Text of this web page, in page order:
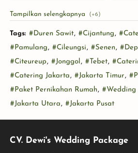
gedung
Products Rumah
services WO
Tags: #Duren Sawit, #Cijantung,
#Pamulang, #Cileungsi, #Senen,
#Citeureup, #Jonggol , #Tebet,
#Catering Jakarta, #Jakarta Timur,
#Paket Pernikahan Rumah, #Wedding
#Jakarta Utara, #Jakarta Pusat
CV. Dewi's Wedding Package